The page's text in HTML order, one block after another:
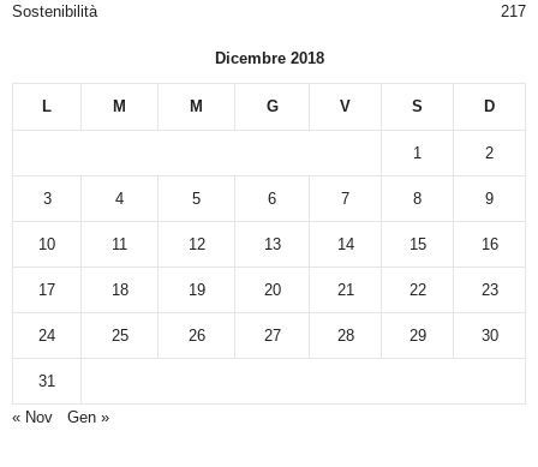
Sostenibilità
217
Dicembre 2018
L M M G V S D
1 2
3 4 5 6 7 8 9
10 11 12 13 14 15 16
17 18 19 20 21 22 23
24 25 26 27 28 29 30
31
« Nov
Gen »